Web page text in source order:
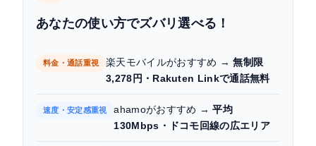
ォンの価格推移
ahamoと楽天モバイル、あなたに合うのはどっ
あなたの使い方でズバリ選べる！
料金・通話重視 楽天モバイルがおすすめ →無制限
3,278円・Rakuten Linkで通話無料
速度・安定感重視 ahamoがおすすめ →平均
130Mbps・ドコモ回線の広エリア